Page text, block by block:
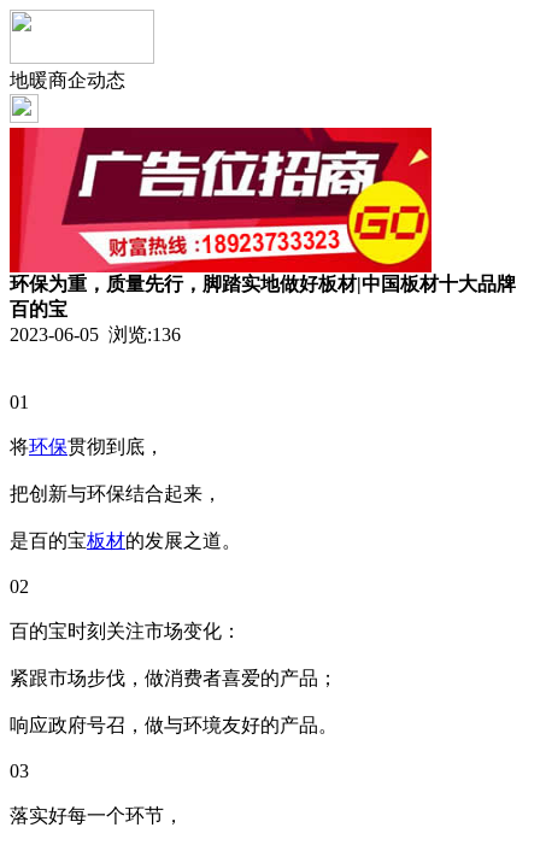
地暖商企动态
环保为重，质量先行，脚踏实地做好板材|中国板材十大品牌
百的宝
2023-06-05 浏览:136
01
将环保贯彻到底，
把创新与环保结合起来，
是百的宝板材的发展之道。
02
百的宝时刻关注市场变化：
紧跟市场步伐，做消费者喜爱的产品；
响应政府号召，做与环境友好的产品。
03
落实好每一个环节，